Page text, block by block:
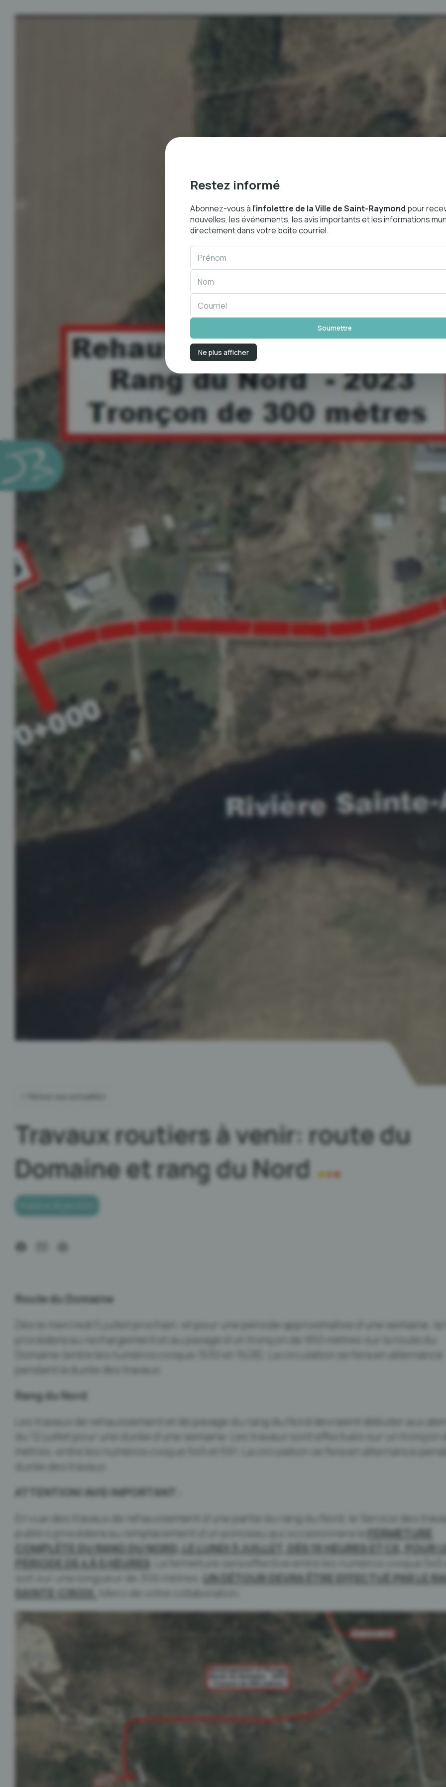
Travaux routiers à venir: route du
Domaine et rang du Nord
Route du Domaine
Dès le mercredi 5 juillet prochain, et pour une période approximative d’une semaine, la
procédera au rechargement et au pavage d’un tronçon de 950 mètres sur la route du
Domaine (entre les numéros civique 1530 et 1628). La circulation se fera en alternance
pendant la durée des travaux.
Rang du Nord
Les travaux de rehaussement et de pavage du rang du Nord devraient débuter aux
du 12 juillet pour une durée d’une semaine. Les travaux sont effectués sur un tronçon
mètres, entre les numéros civique 545 et 591. La circulation se fera en alternance
ATTENTION! AVIS IMPORTANT :
publics procédera au remplacement d’un ponceau qui occasionnera la
FERMETURE
COMPLÈTE DU RANG DU NORD, LE LUNDI 3 JUILLET, DÈS 19 HEURES ET CE, POUR
PÉRIODE DE 4 À 5 HEURES
UN DÉTOUR DEVRA ÊTRE EFFECTUÉ PAR LE
SAINTE-CROIX.
Merci de votre collaboration.
Restez informé
Abonnez-vous à l’infolettre de la Ville de Saint-Raymond pour
nouvelles, les événements, les avis importants et les informations
directement dans votre boîte courriel.
Ne plus afficher